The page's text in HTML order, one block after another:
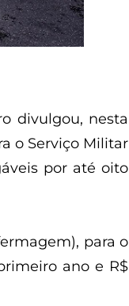
divulgou, nesta
o Serviço Militar
por até oito
para o
ano e R$